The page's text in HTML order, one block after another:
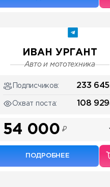
ИВАН УРГАНТ
Авто и мототехника
Подписчиков: 233 645
Охват поста: 108 929
54 000₽
ПОДРОБНЕЕ